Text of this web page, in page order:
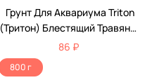
Грунт Для Аквариума Triton
(Тритон) Блестящий Травяной
800г
86 ₽
800 г